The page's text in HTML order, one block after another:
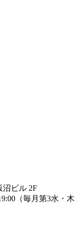
沼ビル 2F
（毎月第3水・木